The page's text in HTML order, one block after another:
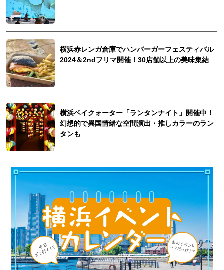
横浜赤レンガ倉庫でハンバーガーフェスティバル
2024＆2ndフリマ開催！30店舗以上の美味集結
横浜ベイクォーター「ランタンナイト」開催中！
幻想的で異国情緒な空間演出・推しカラーのラン
タンも